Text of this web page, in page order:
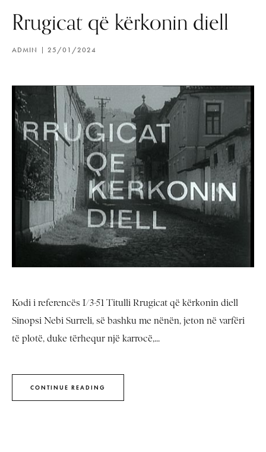
Rrugicat që kërkonin diell
ADMIN 25/01/2024
Kodi i referencës I/3-51 Titulli Rrugicat që kërkonin diell
Sinopsi Nebi Surreli, së bashku me nënën, jeton në varfëri
të plotë, duke tërhequr një karrocë,...
CONTINUE READING